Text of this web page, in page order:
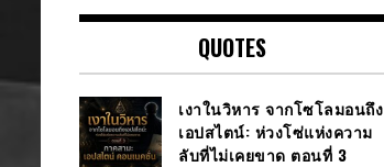
QUOTES
เงาในวิหาร จากโซโลมอนถึง
เอปสไตน์: ห่วงโซ่แห่งความ
ลับที่ไม่เคยขาด ตอนที่ 3